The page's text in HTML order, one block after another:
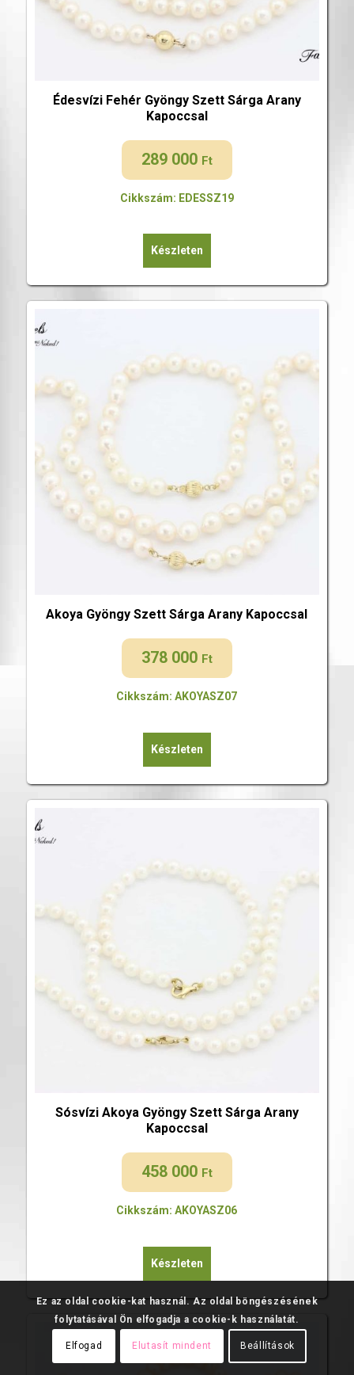
Édesvízi Fehér Gyöngy Szett Sárga Arany
Kapoccsal
289 000 Ft
Cikkszám: EDESSZ19
Készleten
Akoya Gyöngy Szett Sárga Arany Kapoccsal
378 000 Ft
Cikkszám: AKOYASZ07
Készleten
Sósvízi Akoya Gyöngy Szett Sárga Arany
Kapoccsal
458 000 Ft
Cikkszám: AKOYASZ06
Készleten
Ez az oldal cookie-kat használ. Az oldal böngészésének
folytatásával Ön elfogadja a cookie-k használatát.
Elfogad Elutasít mindent Beállítások